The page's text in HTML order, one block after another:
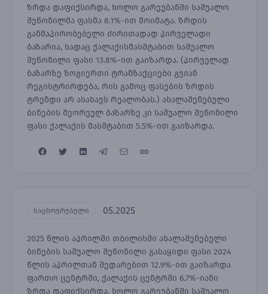
ზრდა დაფიქსირდა, ხოლო გარეუბანში საშუალო
შეწონილმა ფასმა 8.1%-ით მოიმატა. ზრდის
განმაპირობებელი ძირითადად პირველადი
ბაზარია, სადაც ქალაქისმასშტაბით საშუალო
შეწონილი ფასი 13.8%-ით გაიზარდა. (პირველად
ბაზარზე ზოგიერთი ტრანზაქციები გვიან
რეგისტრირდება, რის გამოც ფასების ზრდის
ტრენდი არ ასახავს რეალობას.) ახალაშენებული
ბინების მეორეულ ბაზარზე კი საშუალო შეწონილი
ფასი ქალაქის მასშტაბით 5.5%-ით გაიზარდა.
საცხოვრებელი 05.2025
2025 წლის აპრილში თბილისში ახალაშენებული
ბინების საშუალო შეწონილი გასაყიდი ფასი 2024
წლის აპრილთან შედარებით 12.9%-ით გაიზარდა
ფართო ცენტრში, ქალაქის ცენტრში 6.7%-იანი
ზრდა დაფიქსირდა, ხოლო გარეუბანში საშუალო